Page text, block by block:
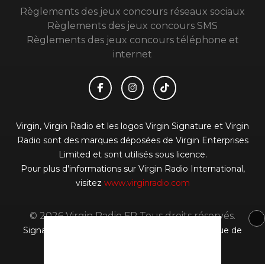
Règlements des jeux concours réseaux sociaux
Règlements des jeux concours SMS
Règlements des jeux concours téléphone et
internet
Virgin, Virgin Radio et les logos Virgin Signature et Virgin
Radio sont des marques déposées de Virgin Enterprises
Limited et sont utilisés sous licence.
Pour plus d'informations sur Virgin Radio International,
visitez www.virginradio.com
© 2026 Virgin Radio FR Tous droits réservés.
Signaler un contenu
Politique de